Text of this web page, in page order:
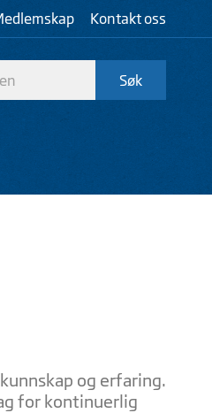
Kontakt oss
og erfaring.
for kontinuerlig